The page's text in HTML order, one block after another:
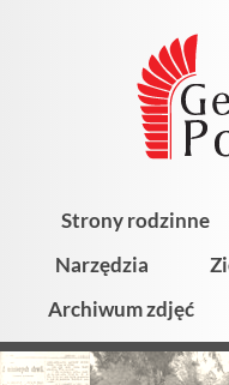
Strony rodzinne
Narzędzia
Archiwum zdjęć